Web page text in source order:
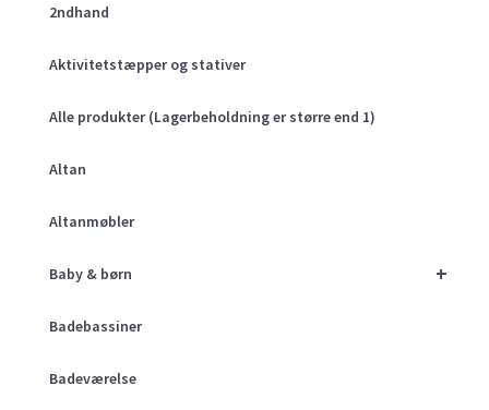
2ndhand
Aktivitetstæpper og stativer
Alle produkter (Lagerbeholdning er større end 1)
Altan
Altanmøbler
+
Baby & børn
Badebassiner
Badeværelse